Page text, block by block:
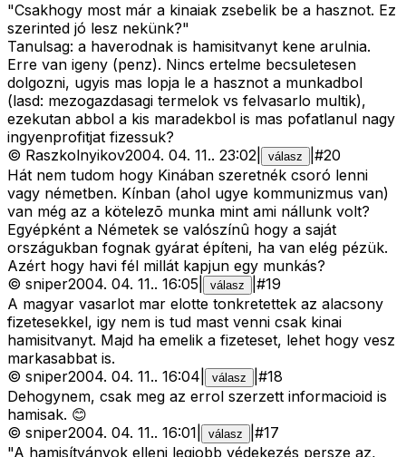
"Csakhogy most már a kinaiak zsebelik be a hasznot. Ez
szerinted jó lesz nekünk?"
Tanulsag: a haverodnak is hamisitvanyt kene arulnia.
Erre van igeny (penz). Nincs ertelme becsuletesen
dolgozni, ugyis mas lopja le a hasznot a munkadbol
(lasd: mezogazdasagi termelok vs felvasarlo multik),
ezekutan abbol a kis maradekbol is mas pofatlanul nagy
ingyenprofitjat fizessuk?
© Raszkolnyikov2004. 04. 11.. 23:02 válasz #20
Hát nem tudom hogy Kinában szeretnék csoró lenni
vagy németben. Kínban (ahol ugye kommunizmus van)
van még az a kötelezõ munka mint ami nállunk volt?
Egyépként a Németek se valószínû hogy a saját
országukban fognak gyárat építeni, ha van elég pézük.
Azért hogy havi fél millát kapjun egy munkás?
© sniper2004. 04. 11.. 16:05 válasz #19
A magyar vasarlot mar elotte tonkretettek az alacsony
fizetesekkel, igy nem is tud mast venni csak kinai
hamisitvanyt. Majd ha emelik a fizeteset, lehet hogy vesz
markasabbat is.
© sniper2004. 04. 11.. 16:04 válasz #18
Dehogynem, csak meg az errol szerzett informacioid is
hamisak. 😊
© sniper2004. 04. 11.. 16:01 válasz #17
"A hamisítványok elleni legjobb védekezés persze az,